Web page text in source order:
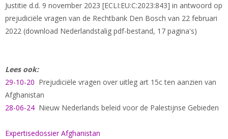
Justitie d.d. 9 november 2023 [ECLI:EU:C:2023:843] in antwoord op
prejudiciële vragen van de Rechtbank Den Bosch van 22 februari
2022 (download Nederlandstalig pdf-bestand, 17 pagina's)
Lees ook:
29-10-20 Prejudiciële vragen over uitleg art 15c ten aanzien van
Afghanistan
28-06-24 Nieuw Nederlands beleid voor de Palestijnse Gebieden
Expertisedossier Afghanistan